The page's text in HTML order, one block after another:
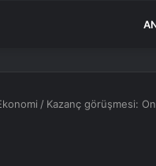
/ Kazanç görüşmesi: